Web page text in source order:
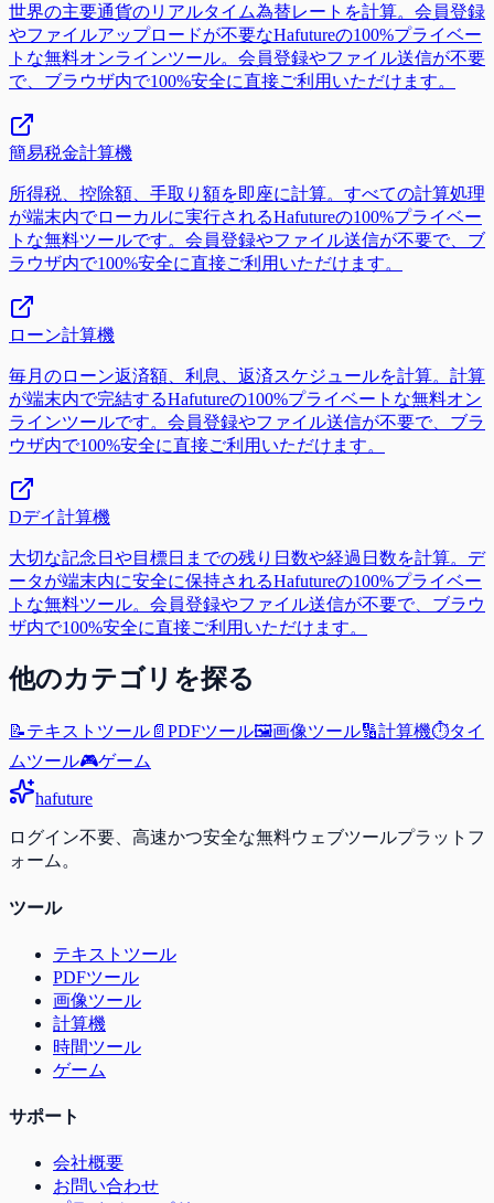
世界の主要通貨のリアルタイム為替レートを計算。会員登録
やファイルアップロードが不要なHafutureの100%プライベー
トな無料オンラインツール。会員登録やファイル送信が不要
で、ブラウザ内で100%安全に直接ご利用いただけます。
簡易税金計算機
所得税、控除額、手取り額を即座に計算。すべての計算処理
が端末内でローカルに実行されるHafutureの100%プライベー
トな無料ツールです。会員登録やファイル送信が不要で、ブ
ラウザ内で100%安全に直接ご利用いただけます。
ローン計算機
毎月のローン返済額、利息、返済スケジュールを計算。計算
が端末内で完結するHafutureの100%プライベートな無料オン
ラインツールです。会員登録やファイル送信が不要で、ブラ
ウザ内で100%安全に直接ご利用いただけます。
Dデイ計算機
大切な記念日や目標日までの残り日数や経過日数を計算。デ
ータが端末内に安全に保持されるHafutureの100%プライベー
トな無料ツール。会員登録やファイル送信が不要で、ブラウ
ザ内で100%安全に直接ご利用いただけます。
他のカテゴリを探る
📝テキストツール 📄 PDFツール🖼️画像ツール🔢計算機⏱️タイ
ムツール🎮ゲーム
hafuture
ログイン不要、高速かつ安全な無料ウェブツールプラットフ
ォーム。
ツール
テキストツール
PDFツール
画像ツール
計算機
時間ツール
ゲーム
サポート
会社概要
お問い合わせ